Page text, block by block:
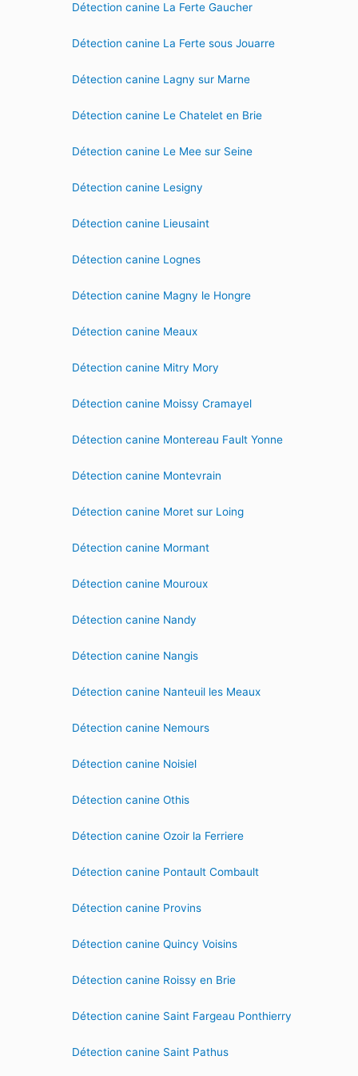
Détection canine La Ferte Gaucher
Détection canine La Ferte sous Jouarre
Détection canine Lagny sur Marne
Détection canine Le Chatelet en Brie
Détection canine Le Mee sur Seine
Détection canine Lesigny
Détection canine Lieusaint
Détection canine Lognes
Détection canine Magny le Hongre
Détection canine Meaux
Détection canine Mitry Mory
Détection canine Moissy Cramayel
Détection canine Montereau Fault Yonne
Détection canine Montevrain
Détection canine Moret sur Loing
Détection canine Mormant
Détection canine Mouroux
Détection canine Nandy
Détection canine Nangis
Détection canine Nanteuil les Meaux
Détection canine Nemours
Détection canine Noisiel
Détection canine Othis
Détection canine Ozoir la Ferriere
Détection canine Pontault Combault
Détection canine Provins
Détection canine Quincy Voisins
Détection canine Roissy en Brie
Détection canine Saint Fargeau Ponthierry
Détection canine Saint Pathus